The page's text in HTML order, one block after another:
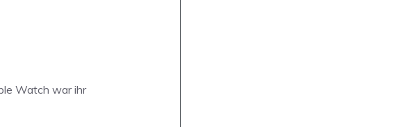
Watch war ihr